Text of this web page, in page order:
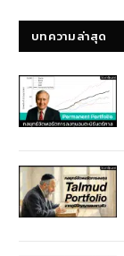
บทความล่าสุด